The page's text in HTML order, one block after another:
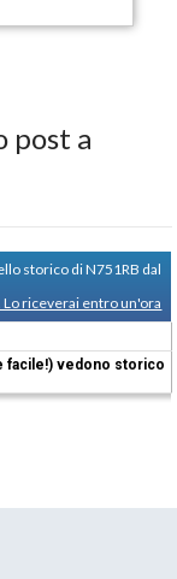
post a
storico di N751RB dal
Lo riceverai entro un'ora
facile!) vedono storico